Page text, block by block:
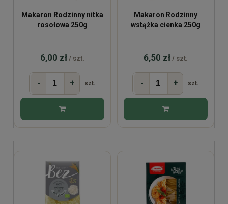
Makaron Rodzinny nitka
rosołowa 250g
6,00 zł / szt.
- + szt.
Makaron Rodzinny
wstążka cienka 250g
6,50 zł / szt.
- + szt.